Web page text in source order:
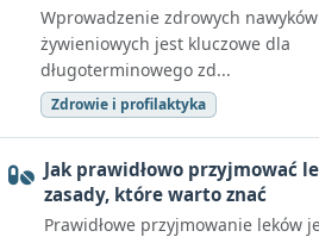
Wprowadzenie zdrowych nawyków
żywieniowych jest kluczowe dla
długoterminowego zd...
Zdrowie i profilaktyka
Jak prawidłowo przyjmować
zasady, które warto znać
Prawidłowe przyjmowanie leków